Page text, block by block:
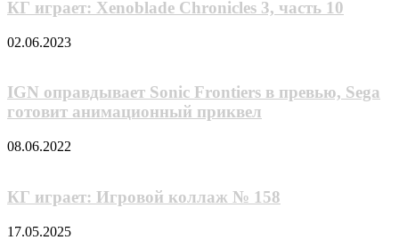
КГ играет: Xenoblade Chronicles 3, часть 10
02.06.2023
IGN оправдывает Sonic Frontiers в превью, Sega
готовит анимационный приквел
08.06.2022
КГ играет: Игровой коллаж № 158
17.05.2025